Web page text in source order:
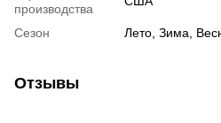
производства
Сезон Лето, Зима,
Отзывы